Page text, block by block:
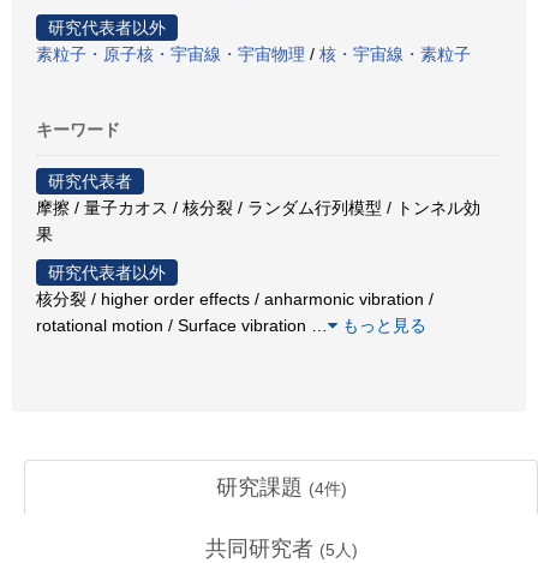
研究代表者以外
素粒子・原子核・宇宙線・宇宙物理 / 核・宇宙線・素粒子
キーワード
研究代表者
摩擦 / 量子カオス / 核分裂 / ランダム行列模型 / トンネル効
果
研究代表者以外
核分裂 / higher order effects / anharmonic vibration /
rotational motion / Surface vibration
もっと見る
研究課題 (4件)
共同研究者 (5 人)